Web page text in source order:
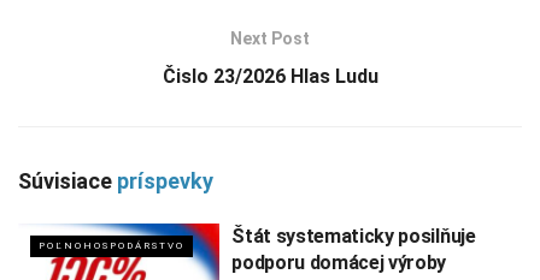
Next Post
Čislo 23/2026 Hlas Ludu
Súvisiace príspevky
POĽNOHOSPODÁRSTVO
Štát systematicky posilňuje
podporu domácej výroby